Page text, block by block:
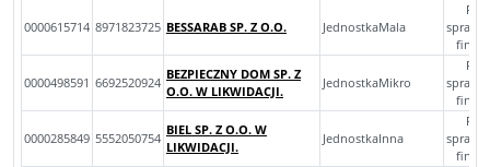
0000615714 8971823725 BESSARAB SP. Z O.O. JednostkaMala
0000498591 6692520924
BEZPIECZNY DOM SP. Z
O.O. W LIKWIDACJI.
JednostkaMikro
0000285849 5552050754
BIEL SP. Z O.O. W
LIKWIDACJI.
JednostkaInna